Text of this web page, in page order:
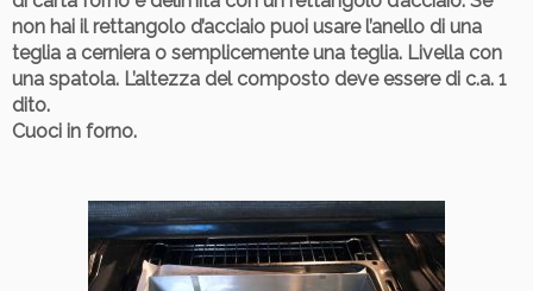
non hai il rettangolo d’acciaio puoi usare l’anello di una
teglia a cerniera o semplicemente una teglia. Livella con
una spatola. L’altezza del composto deve essere di c.a. 1
dito.
Cuoci in forno.